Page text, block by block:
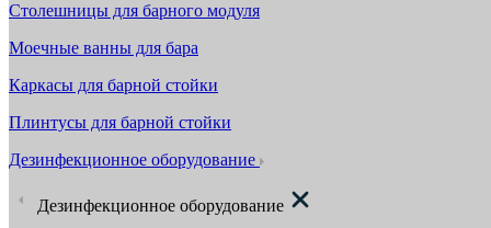
Столешницы для барного модуля
Моечные ванны для бара
Каркасы для барной стойки
Плинтусы для барной стойки
Дезинфекционное оборудование
Дезинфекционное оборудование